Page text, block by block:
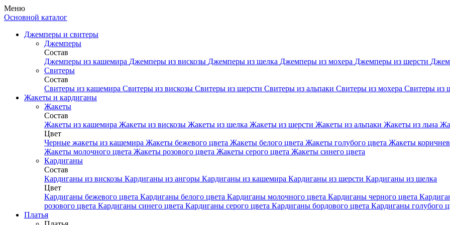
Меню
Основной каталог
Джемперы и свитеры
Джемперы
Состав
Джемперы из кашемира Джемперы из вискозы Джемперы из шелка Джемперы из мохера Джемперы из шерсти
Свитеры
Состав
Свитеры из кашемира Свитеры из вискозы Свитеры из шерсти Свитеры из альпаки Свитеры из мохера Свитеры из
Жакеты и кардиганы
Жакеты
Состав
Жакеты из кашемира Жакеты из вискозы Жакеты из шелка Жакеты из шерсти Жакеты из альпаки Жакеты из льна
Цвет
Черные жакеты из кашемира Жакеты бежевого цвета Жакеты белого цвета Жакеты голубого цвета Жакеты
Жакеты молочного цвета Жакеты розового цвета Жакеты серого цвета Жакеты синего цвета
Кардиганы
Состав
Кардиганы из вискозы Кардиганы из ангоры Кардиганы из кашемира Кардиганы из шерсти Кардиганы из шелка
Цвет
Кардиганы бежевого цвета Кардиганы белого цвета Кардиганы молочного цвета Кардиганы черного цвета
розового цвета Кардиганы синего цвета Кардиганы серого цвета Кардиганы бордового цвета Кардиганы голубого
Платья